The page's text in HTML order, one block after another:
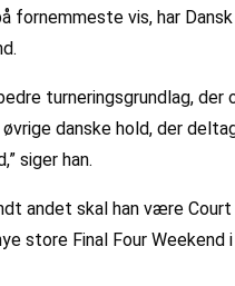
fornemmeste vis, har
turneringsgrundlag, der
danske hold, der
siger han.
andet skal han være
store Final Four Weekend